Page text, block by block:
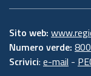
Sito web:
Numero verde:
Scrivici: e-mail -